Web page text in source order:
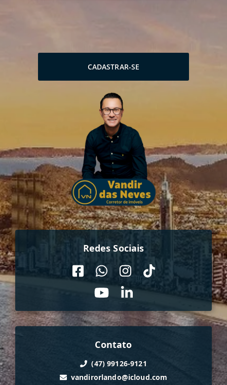
CADASTRAR-SE
Redes Sociais
Contato
(47) 99126-9121
vandirorlando@icloud.com